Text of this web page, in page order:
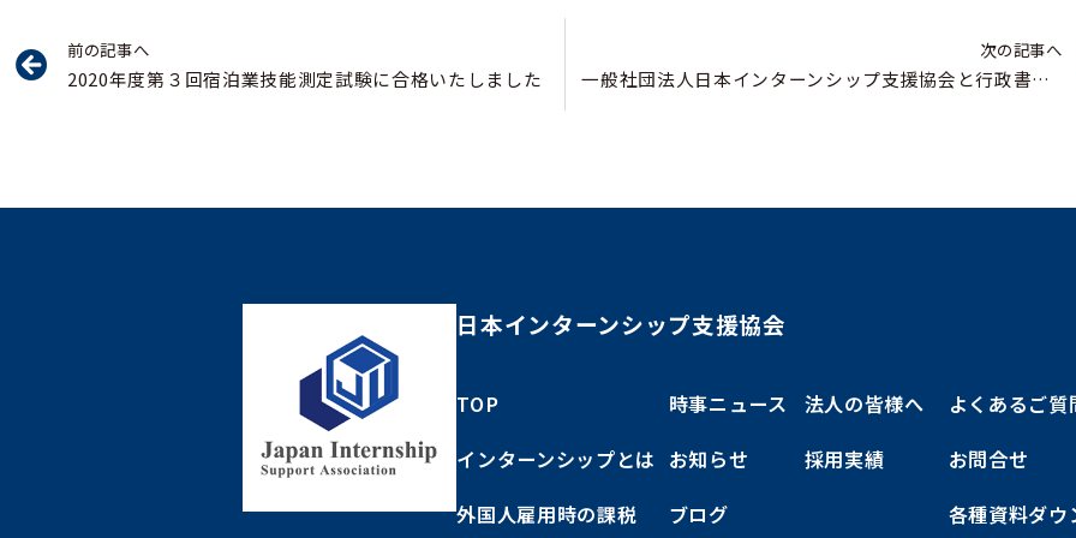
前の記事へ
2020年度第３回宿泊業技能測定試験に合格いたしました
次の記事へ
一般社団法人日本インターンシップ支援協会と行政書士法人アーネスト法務経営事務所について
日本インターンシップ支援協会
TOP
インターンシップとは
外国人雇用時の課税
時事ニュース
お知らせ
ブログ
法人の皆様へ
採用実績
よくあるご質
お問合せ
各種資料ダウ